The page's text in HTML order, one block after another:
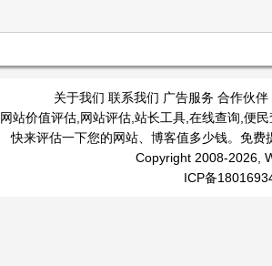
关于我们 联系我们 广告服务 合作伙伴
网站价值评估, 网站评估, 站长工具, 在线查询 便民
快来评估一下您的网站、博客值多少钱。免
Copyright 2008-2026,
ICP备